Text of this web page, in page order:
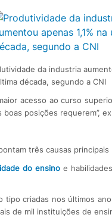
da industria
década, segundo a CNI
acesso ao curso
posições requerem”,
três causas principais
do ensino e
criadas nos últimos
de mil instituições de